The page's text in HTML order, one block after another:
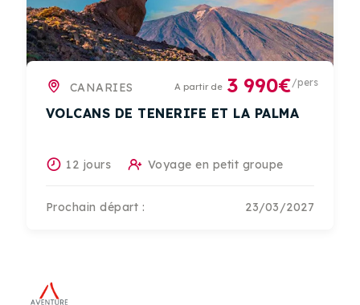
CANARIES A partir de 3 990€/pers
VOLCANS DE TENERIFE ET LA PALMA
12 jours Voyage en petit groupe
Prochain départ : 23/03/2027